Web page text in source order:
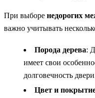
При выборе недорогих
важно учитывать
Порода дерева:
имеет свои
долговечность
Цвет и